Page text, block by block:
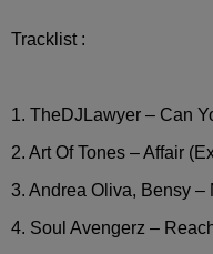
Tracklist :
1. TheDJLawyer – Can
2. Art Of Tones – Affair
3. Andrea Oliva, Bensy
4. Soul Avengerz –